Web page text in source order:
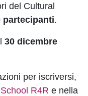
del Cultural
partecipanti.
30 dicembre
per iscriversi,
R4R e nella